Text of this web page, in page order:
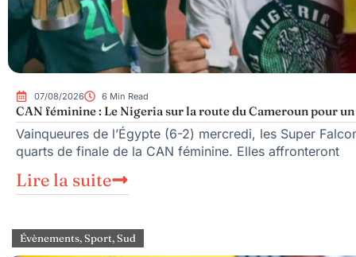
07/08/2026 6 Min Read
CAN féminine : Le Nigeria sur la route du Cameroun pour
Vainqueures de l’Égypte (6-2) mercredi, les Super
quarts de finale de la CAN féminine. Elles affronteront
Lire la suite
Évènements,Sport,Sud